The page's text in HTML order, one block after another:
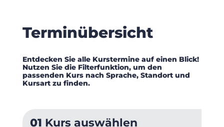
Terminübersicht
Entdecken Sie alle Kurstermine auf einen Blick!
Nutzen Sie die Filterfunktion, um den
passenden Kurs nach Sprache, Standort und
Kursart zu finden.
01 Kurs auswählen